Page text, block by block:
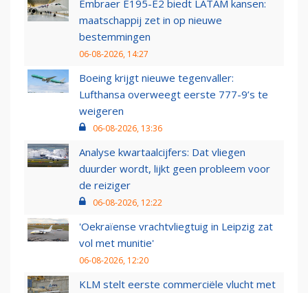
Embraer E195-E2 biedt LATAM kansen:
maatschappij zet in op nieuwe
bestemmingen
06-08-2026, 14:27
Boeing krijgt nieuwe tegenvaller:
Lufthansa overweegt eerste 777-9’s te
weigeren
06-08-2026, 13:36
Analyse kwartaalcijfers: Dat vliegen
duurder wordt, lijkt geen probleem voor
de reiziger
06-08-2026, 12:22
'Oekraïense vrachtvliegtuig in Leipzig zat
vol met munitie'
06-08-2026, 12:20
KLM stelt eerste commerciële vlucht met